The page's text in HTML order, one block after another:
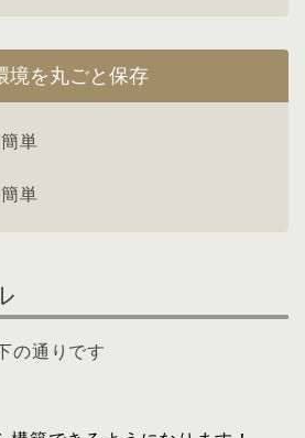
境を丸ごと保存
単
単
の通りです